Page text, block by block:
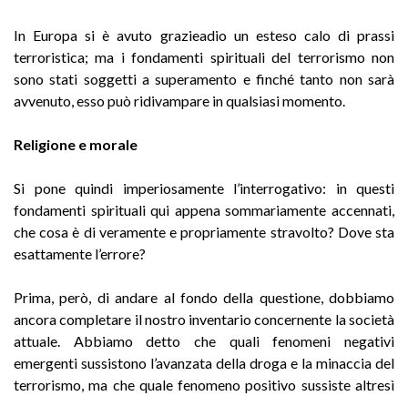
In Europa si è avuto grazieadio un esteso calo di prassi
terroristica; ma i fondamenti spirituali del terrorismo non
sono stati soggetti a superamento e finché tanto non sarà
avvenuto, esso può ridivampare in qualsiasi momento.
Religione e morale
Si pone quindi imperiosamente l’interrogativo: in questi
fondamenti spirituali qui appena sommariamente accennati,
che cosa è di veramente e propriamente stravolto? Dove sta
esattamente l’errore?
Prima, però, di andare al fondo della questione, dobbiamo
ancora completare il nostro inventario concernente la società
attuale. Abbiamo detto che quali fenomeni negativi
emergenti sussistono l’avanzata della droga e la minaccia del
terrorismo, ma che quale fenomeno positivo sussiste altresì